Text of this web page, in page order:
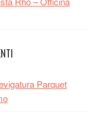
Parquet